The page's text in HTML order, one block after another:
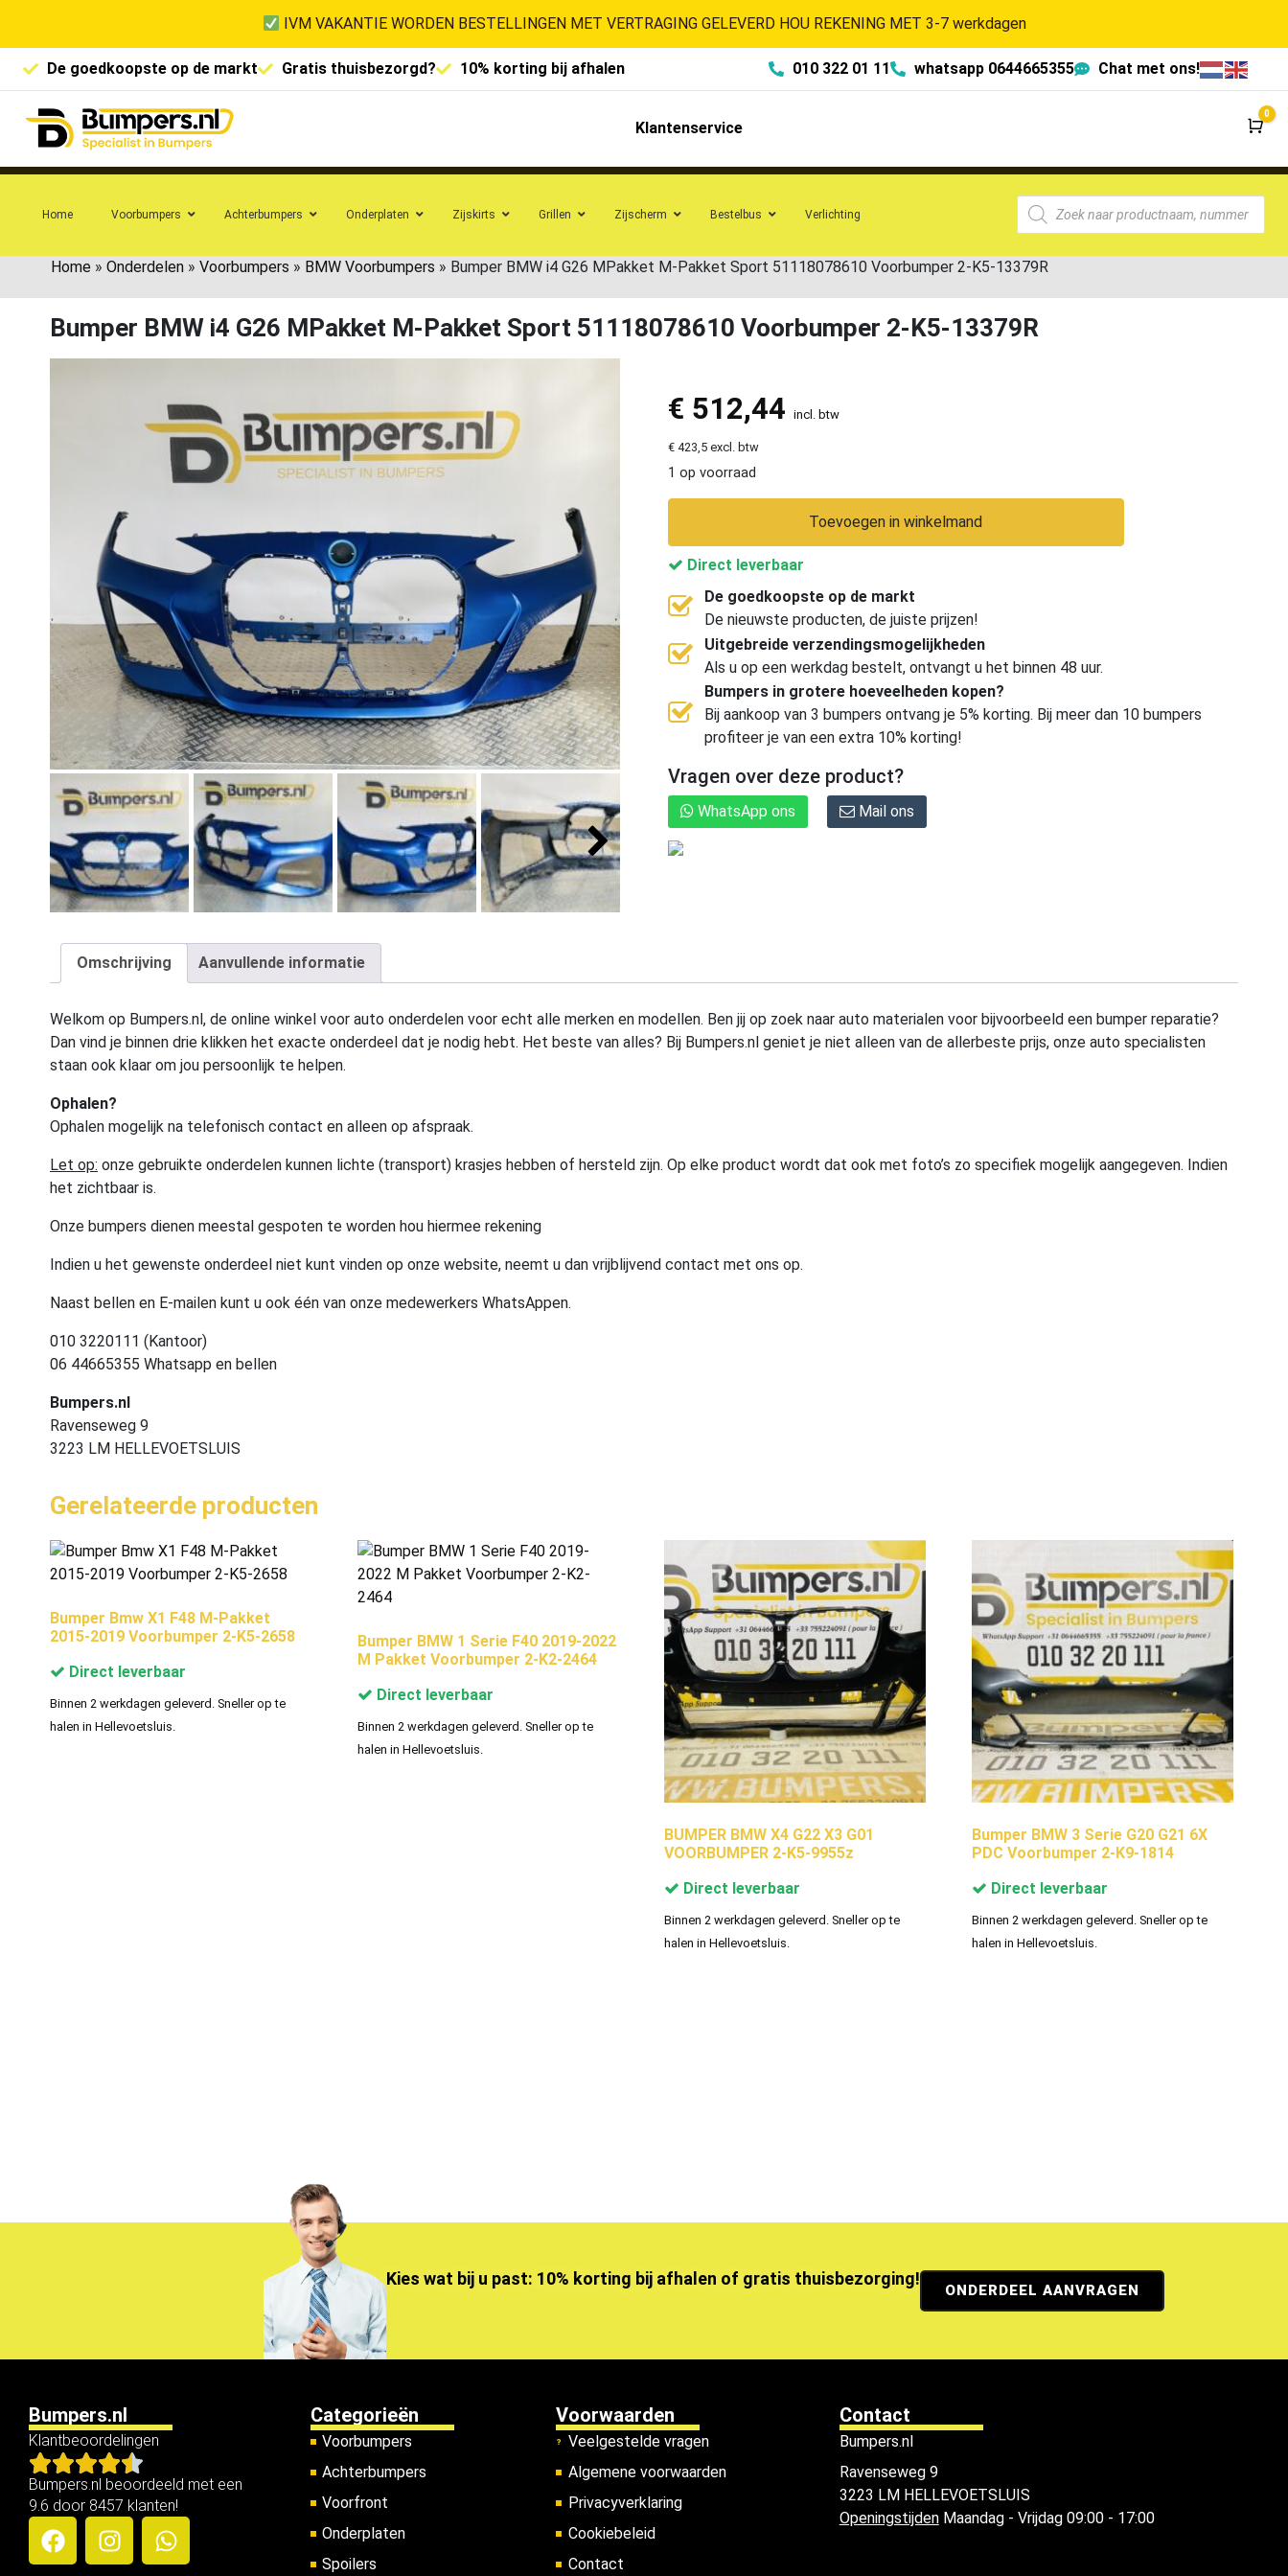
IVM VAKANTIE WORDEN BESTELLINGEN MET VERTRAGING GELEVERD HOU REKENING MET 3-7 werkdagen
De goedkoopste op de markt Gratis thuisbezorgd? 10% korting bij afhalen 010 322 01 11 whatsapp 0644665355 Chat met ons!
Klantenservice
0
Home Voorbumpers Achterbumpers Onderplaten Zijskirts Grillen Zijscherm Bestelbus Verlichting
Home » Onderdelen » Voorbumpers » BMW Voorbumpers » Bumper BMW i4 G26 MPakket M-Pakket Sport 51118078610 Voorbumper 2-K5-13379R
Bumper BMW i4 G26 MPakket M-Pakket Sport 51118078610 Voorbumper 2-K5-13379R
€ 512,44 incl. btw
€ 423,5 excl. btw
1 op voorraad
Toevoegen in winkelmand
Direct leverbaar
De goedkoopste op de markt
De nieuwste producten, de juiste prijzen!
Uitgebreide verzendingsmogelijkheden
Als u op een werkdag bestelt, ontvangt u het binnen 48 uur.
Bumpers in grotere hoeveelheden kopen?
Bij aankoop van 3 bumpers ontvang je 5% korting. Bij meer dan 10 bumpers
profiteer je van een extra 10% korting!
Vragen over deze product?
WhatsApp ons Mail ons
Omschrijving Aanvullende informatie
Welkom op Bumpers.nl, de online winkel voor auto onderdelen voor echt alle merken en modellen. Ben jij op zoek naar auto materialen voor bijvoorbeeld een bumper reparatie?
Dan vind je binnen drie klikken het exacte onderdeel dat je nodig hebt. Het beste van alles? Bij Bumpers.nl geniet je niet alleen van de allerbeste prijs, onze auto specialisten
staan ook klaar om jou persoonlijk te helpen.
Ophalen?
Ophalen mogelijk na telefonisch contact en alleen op afspraak.
Let op: onze gebruikte onderdelen kunnen lichte (transport) krasjes hebben of hersteld zijn. Op elke product wordt dat ook met foto’s zo specifiek mogelijk aangegeven. Indien
het zichtbaar is.
Onze bumpers dienen meestal gespoten te worden hou hiermee rekening
Indien u het gewenste onderdeel niet kunt vinden op onze website, neemt u dan vrijblijvend contact met ons op.
Naast bellen en E-mailen kunt u ook één van onze medewerkers WhatsAppen.
010 3220111 (Kantoor)
06 44665355 Whatsapp en bellen
Bumpers.nl
Ravenseweg 9
3223 LM HELLEVOETSLUIS
Gerelateerde producten
Bumper Bmw X1 F48 M-Pakket
2015-2019 Voorbumper 2-K5-2658
Direct leverbaar
Binnen 2 werkdagen geleverd. Sneller op te
halen in Hellevoetsluis.
Bumper BMW 1 Serie F40 2019-2022
M Pakket Voorbumper 2-K2-2464
Direct leverbaar
Binnen 2 werkdagen geleverd. Sneller op te
halen in Hellevoetsluis.
BUMPER BMW X4 G22 X3 G01
VOORBUMPER 2-K5-9955z
Direct leverbaar
Binnen 2 werkdagen geleverd. Sneller op te
halen in Hellevoetsluis.
Bumper BMW 3 Serie G20 G21 6X
PDC Voorbumper 2-K9-1814
Direct leverbaar
Binnen 2 werkdagen geleverd. Sneller op te
halen in Hellevoetsluis.
Kies wat bij u past: 10% korting bij afhalen of gratis thuisbezorging!
ONDERDEEL AANVRAGEN
Bumpers.nl
Klantbeoordelingen
Bumpers.nl beoordeeld met een
9.6 door 8457 klanten!
Categorieën
Voorbumpers
Achterbumpers
Voorfront
Onderplaten
Spoilers
Voorwaarden
Veelgestelde vragen
Algemene voorwaarden
Privacyverklaring
Cookiebeleid
Contact
Contact
Bumpers.nl
Ravenseweg 9
3223 LM HELLEVOETSLUIS
OpeningstijdenMaandag - Vrijdag 09:00 - 17:00